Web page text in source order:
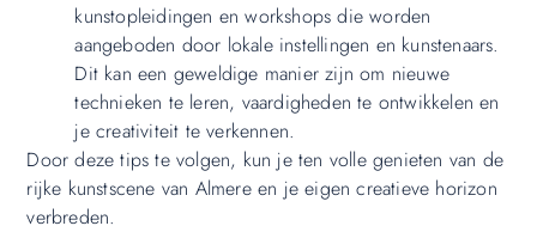
kunstopleidingen en workshops die worden
aangeboden door lokale instellingen en kunstenaars.
Dit kan een geweldige manier zijn om nieuwe
technieken te leren, vaardigheden te ontwikkelen en
je creativiteit te verkennen.
Door deze tips te volgen, kun je ten volle genieten van de
rijke kunstscene van Almere en je eigen creatieve horizon
verbreden.